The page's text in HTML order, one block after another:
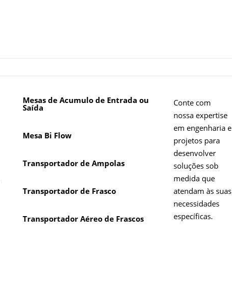
Mesas de Acumulo de Entrada ou
Saída
Mesa Bi Flow
Transportador de Ampolas
Transportador de Frasco
Transportador Aéreo de Frascos
Conte com
nossa expertise
em engenharia e
projetos para
desenvolver
soluções sob
medida que
atendam às suas
necessidades
específicas.